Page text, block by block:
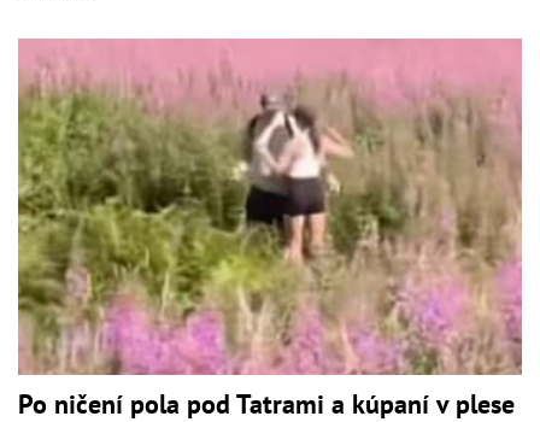
Po ničení pola pod Tatrami a kúpaní v plese